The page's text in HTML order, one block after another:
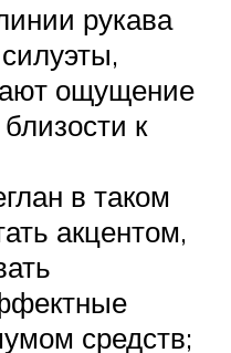
рукава
ощущение
к
в таком
акцентом,
средств;